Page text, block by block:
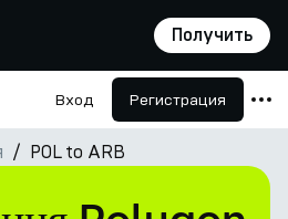
Получить
Вход Регистрация
POL to ARB